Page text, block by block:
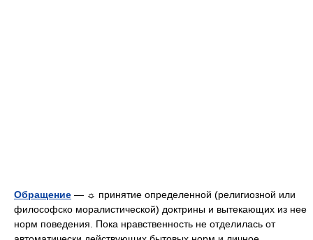
Обращение — ☼ принятие определенной (религиозной или
философско моралистической) доктрины и вытекающих из нее
норм поведения. Пока нравственность не отделилась от